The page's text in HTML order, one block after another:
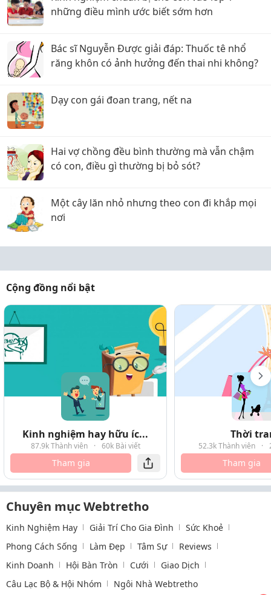
những điều mình ước biết sớm hơn
Bác sĩ Nguyễn Được giải đáp: Thuốc tê nhổ
răng khôn có ảnh hưởng đến thai nhi không?
Dạy con gái đoan trang, nết na
Hai vợ chồng đều bình thường mà vẫn chậm
có con, điều gì thường bị bỏ sót?
Một cây lăn nhỏ nhưng theo con đi khắp mọi
nơi
Cộng đồng nổi bật
Kinh nghiệm hay hữu íc...
87.9k Thành viên · 60k Bài viết
Tham gia
Thời
52.3k Thành viên ·
Tham gia
Chuyên mục Webtretho
Kinh Nghiệm Hay Giải Trí Cho Gia Đình
Sức Khoẻ
Phong Cách Sống
Làm Đẹp Tâm Sự
Reviews
Kinh Doanh
Hội Bàn Tròn Cưới
Giao Dịch
Câu Lạc Bộ & Hội Nhóm
Ngôi Nhà Webtretho